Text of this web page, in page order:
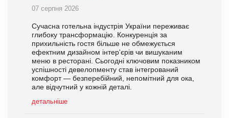
07 серпня 2026
Сучасна готельна індустрія України переживає
глибоку трансформацію. Конкуренція за
прихильність гостя більше не обмежується
ефектним дизайном інтер'єрів чи вишуканим
меню в ресторані. Сьогодні ключовим показником
успішності девелопменту став інтегрований
комфорт — безперебійний, непомітний для ока,
але відчутний у кожній деталі.
детальніше